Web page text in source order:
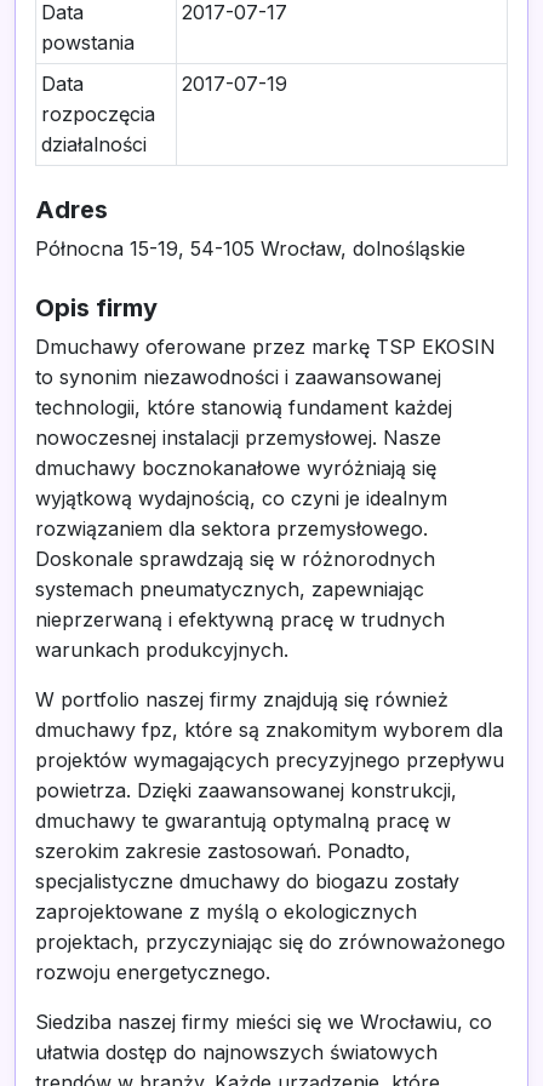
Data
powstania
2017-07-17
Data
rozpoczęcia
działalności
2017-07-19
Adres
Północna 15-19, 54-105 Wrocław, dolnośląskie
Opis firmy
Dmuchawy oferowane przez markę TSP EKOSIN
to synonim niezawodności i zaawansowanej
technologii, które stanowią fundament każdej
nowoczesnej instalacji przemysłowej. Nasze
dmuchawy bocznokanałowe wyróżniają się
wyjątkową wydajnością, co czyni je idealnym
rozwiązaniem dla sektora przemysłowego.
Doskonale sprawdzają się w różnorodnych
systemach pneumatycznych, zapewniając
nieprzerwaną i efektywną pracę w trudnych
warunkach produkcyjnych.
W portfolio naszej firmy znajdują się również
dmuchawy fpz, które są znakomitym wyborem dla
projektów wymagających precyzyjnego przepływu
powietrza. Dzięki zaawansowanej konstrukcji,
dmuchawy te gwarantują optymalną pracę w
szerokim zakresie zastosowań. Ponadto,
specjalistyczne dmuchawy do biogazu zostały
zaprojektowane z myślą o ekologicznych
projektach, przyczyniając się do zrównoważonego
rozwoju energetycznego.
Siedziba naszej firmy mieści się we Wrocławiu, co
ułatwia dostęp do najnowszych światowych